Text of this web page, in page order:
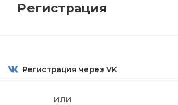
Регистрация
Регистрация через VK
ИЛИ